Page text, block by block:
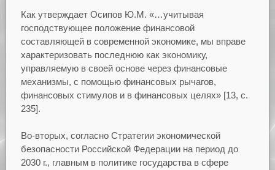
Как утверждает Осипов Ю.М. «…учитывая
господствующее положение финансовой
составляющей в современной экономике, мы вправе
характеризовать последнюю как экономику,
управляемую в своей основе через финансовые
механизмы, с помощью финансовых рычагов,
финансовых стимулов и в финансовых целях» [13, с.
235].
Во-вторых, согласно Стратегии экономической
безопасности Российской Федерации на период до
2030 г., главным в политике государства в сфере